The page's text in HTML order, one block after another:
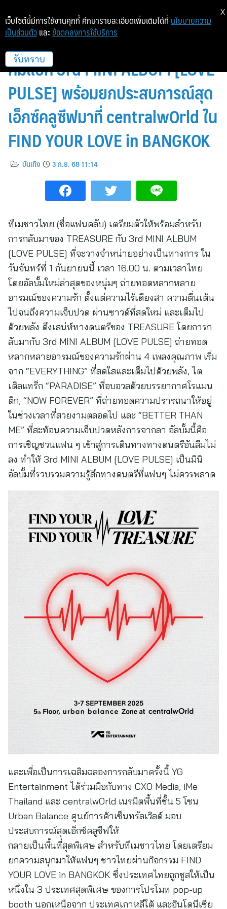
TREASURE ปลุกหัวใจทึเมชาวไทย!
คัมแบค 3rd MINI ALBUM [LOVE
PULSE] พร้อมยกประสบการณ์สุด
เอ็กซ์คลูซีฟมาที่ centralwOrld ใน
FIND YOUR LOVE in BANGKOK
บันเทิง 3 ก.ย. 68 11:14
ทึเมชาวไทย (ชื่อแฟนคลับ) เตรียมตัวให้พร้อมสำหรับ
การกลับมาของ TREASURE กับ 3rd MINI ALBUM
[LOVE PULSE] ที่จะวางจำหน่ายอย่างเป็นทางการ ใน
วันจันทร์ที่ 1 กันยายนนี้ เวลา 16.00 น. ตามเวลาไทย
โดยอัลบั้มใหม่ล่าสุดของหนุ่มๆ ถ่ายทอดหลากหลาย
อารมณ์ของความรัก ตั้งแต่ความไร้เดียงสา ความตื่นเต้น
ไปจนถึงความเจ็บปวด ผ่านซาวด์ที่สดใหม่ และเต็มไป
ด้วยพลัง ดึงเสน่ห์ทางดนตรีของ TREASURE โดยการก
ลับมากับ 3rd MINI ALBUM [LOVE PULSE] ถ่ายทอด
หลากหลายอารมณ์ของความรักผ่าน 4 เพลงคุณภาพ เริ่ม
จาก “EVERYTHING” ที่สดใสและเต็มไปด้วยพลัง, ไต
เติลแทร็ก “PARADISE” ที่อบอวลด้วยบรรยากาศโรแมน
ติก, “NOW FOREVER” ที่ถ่ายทอดความปรารถนาให้อยู่
ในช่วงเวลาที่สวยงามตลอดไป และ “BETTER THAN
ME” ที่สะท้อนความเจ็บปวดหลังการจากลา อัลบั้มนี้คือ
การเชิญชวนแฟน ๆ เข้าสู่การเดินทางทางดนตรีอันลืมไม่
ลง ทำให้ 3rd MINI ALBUM [LOVE PULSE] เป็นมินิ
อัลบั้มที่รวบรวมความรู้สึกทางดนตรีที่แฟนๆ ไม่ควรพลาด
และเพื่อเป็นการเฉลิมฉลองการกลับมาครั้งนี้ YG
Entertainment ได้ร่วมมือกับทาง CXO Media, iMe
Thailand และ centralwOrld เนรมิตพื้นที่ชั้น 5 โซน
Urban Balance ศูนย์การค้าเซ็นทรัลเวิลด์ มอบ
ประสบการณ์สุดเอ็กซ์คลูซีฟให้
กลายเป็นพื้นที่สุดพิเศษ สำหรับทึเมชาวไทย โดยเตรียม
ยกความสนุกมาให้แฟนๆ ชาวไทยผ่านกิจกรรม FIND
YOUR LOVE in BANGKOK ซึ่งประเทศไทยถูกชูสให้เป็น
หนึ่งใน 3 ประเทศสุดพิเศษ ของการโปรโมท pop-up
booth นอกเหนือจาก ประเทศเกาหลีใต้ และอินโดนีเซีย
เว็บไซต์นี้มีการใช้งานคุกกี้ ศึกษารายละเอียดเพิ่มเติมได้ที่ นโยบายความ
เป็นส่วนตัว และ ข้อตกลงการใช้บริการ
รับทราบ
X